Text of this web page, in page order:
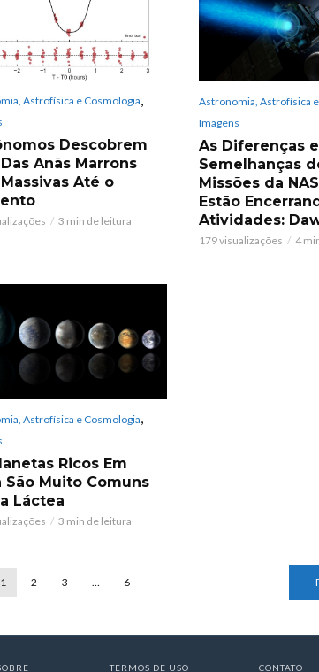
Astrofísica e Cosmologia
Descobrem
Anãs Marrons
Massivas Até o
3 min de leitura
Astronomia, Astrofísica
Imagens
As Diferenças e
Semelhanças
Missões da
Estão
Atividades:
179 visualizações 4
Astrofísica e Cosmologia,
Ricos Em
São Muito Comuns
Láctea
3 min de leitura
1 2 3 … 6
TERMOS DE USO CONTATO